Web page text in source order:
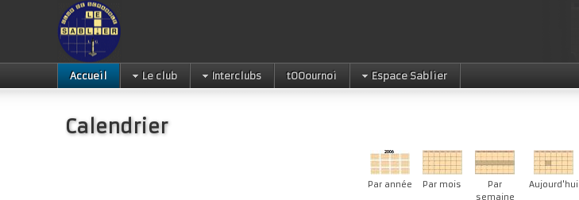
Accueil Le club Interclubs tOOournoi Espace Sablier
Calendrier
Par année Par mois
Par
semaine
Aujourd'hui